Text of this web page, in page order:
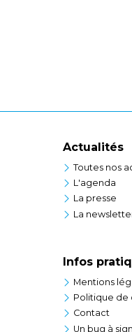
Actualités
Toutes nos
L'agenda
La presse
La
Infos
Mentions
Politique de
Contact
Un bug à